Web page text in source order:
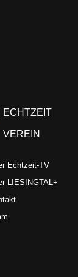
ECHTZEIT
VEREIN
Echtzeit-TV
LIESINGTAL+